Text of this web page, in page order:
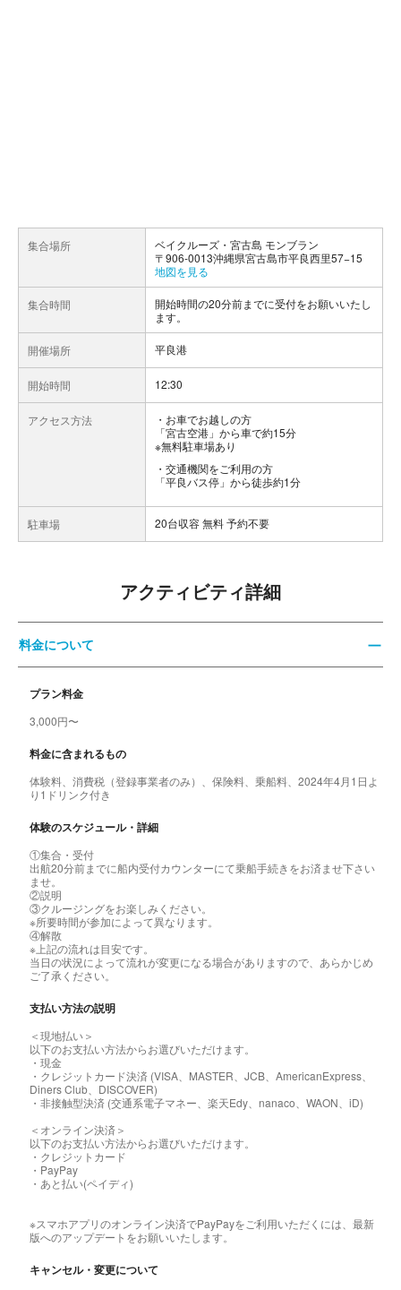
集合場所
ベイクルーズ・宮古島 モンブラン
〒906-0013沖縄県宮古島市平良西里57−15
地図を見る
集合時間
開始時間の20分前までに受付をお願いいたし
ます。
開催場所 平良港
開始時間 12:30
アクセス方法
お車でお越しの方
「宮古空港」から車で約15分
※無料駐車場あり
交通機関をご利用の方
「平良バス停」から徒歩約1分
駐車場 20台収容 無料 予約不要
アクティビティ詳細
料金について
プラン料金
3,000円〜
料金に含まれるもの
体験料、消費税（登録事業者のみ）、保険料、乗船料、2024年4月1日よ
り1ドリンク付き
体験のスケジュール・詳細
①集合・受付
出航20分前までに船内受付カウンターにて乗船手続きをお済ませ下さい
ませ。
②説明
③クルージングをお楽しみください。
※所要時間が参加によって異なります。
④解散
※上記の流れは目安です。
当日の状況によって流れが変更になる場合がありますので、あらかじめ
ご了承ください。
支払い方法の説明
＜現地払い＞
以下のお支払い方法からお選びいただけます。
・現金
・クレジットカード決済 (VISA、MASTER、JCB、AmericanExpress、
Diners Club、DISCOVER)
・非接触型決済 (交通系電子マネー、楽天Edy、nanaco、WAON、iD)
＜オンライン決済＞
以下のお支払い方法からお選びいただけます。
・クレジットカード
・PayPay
・あと払い(ペイディ)
※スマホアプリのオンライン決済でPayPayをご利用いただくには、最新
版へのアップデートをお願いいたします。
キャンセル・変更について